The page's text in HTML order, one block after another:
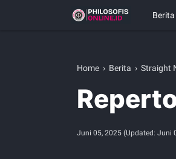
Berita
Home › Berita › Straight
Juni 05, 2025 (Updated: Juni